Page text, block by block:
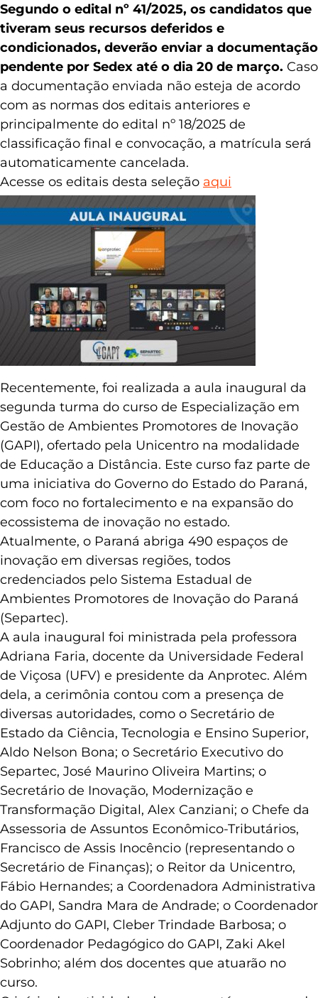
Segundo o edital nº 41/2025, os candidatos que
tiveram seus recursos deferidos e
condicionados, deverão enviar a documentação
pendente por Sedex até o dia 20 de março. Caso
a documentação enviada não esteja de acordo
com as normas dos editais anteriores e
principalmente do edital nº 18/2025 de
classificação final e convocação, a matrícula será
automaticamente cancelada.
Acesse os editais desta seleção aqui
Recentemente, foi realizada a aula inaugural da
segunda turma do curso de Especialização em
Gestão de Ambientes Promotores de Inovação
(GAPI), ofertado pela Unicentro na modalidade
de Educação a Distância. Este curso faz parte de
uma iniciativa do Governo do Estado do Paraná,
com foco no fortalecimento e na expansão do
ecossistema de inovação no estado.
Atualmente, o Paraná abriga 490 espaços de
inovação em diversas regiões, todos
credenciados pelo Sistema Estadual de
Ambientes Promotores de Inovação do Paraná
(Separtec).
A aula inaugural foi ministrada pela professora
Adriana Faria, docente da Universidade Federal
de Viçosa (UFV) e presidente da Anprotec. Além
dela, a cerimônia contou com a presença de
diversas autoridades, como o Secretário de
Estado da Ciência, Tecnologia e Ensino Superior,
Aldo Nelson Bona; o Secretário Executivo do
Separtec, José Maurino Oliveira Martins; o
Secretário de Inovação, Modernização e
Transformação Digital, Alex Canziani; o Chefe da
Assessoria de Assuntos Econômico-Tributários,
Francisco de Assis Inocêncio (representando o
Secretário de Finanças); o Reitor da Unicentro,
Fábio Hernandes; a Coordenadora Administrativa
do GAPI, Sandra Mara de Andrade; o Coordenador
Adjunto do GAPI, Cleber Trindade Barbosa; o
Coordenador Pedagógico do GAPI, Zaki Akel
Sobrinho; além dos docentes que atuarão no
curso.